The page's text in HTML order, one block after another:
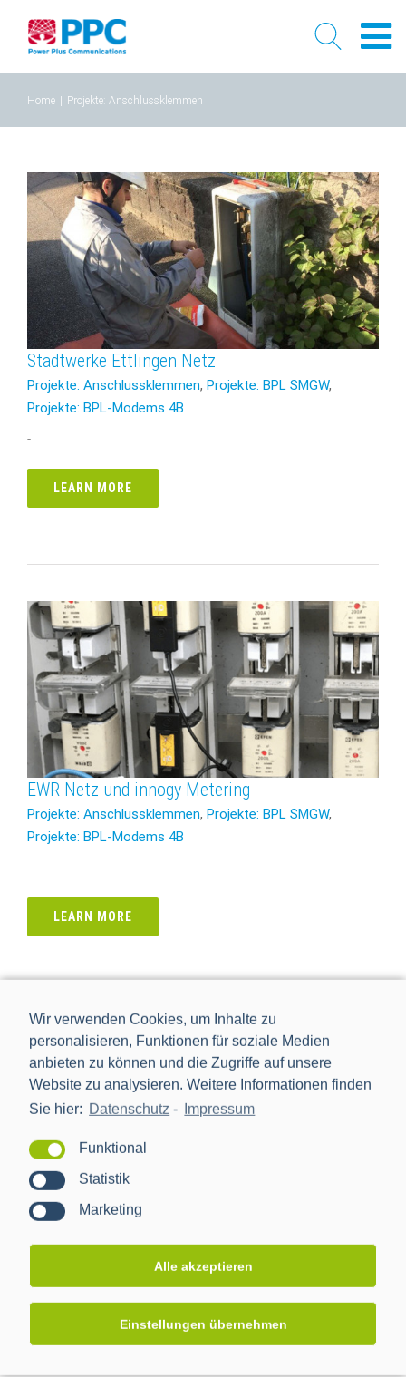
Wir verwenden Cookies, um Inhalte zu
personalisieren, Funktionen für soziale Medien
anbieten zu können und die Zugriffe auf unsere
Website zu analysieren. Weitere Informationen finden
Sie hier: Datenschutz - Impressum
Funktional
Statistik
Marketing
Alle akzeptieren
Einstellungen übernehmen
content
Home Projekte: Anschlussklemmen
Stadtwerke Ettlingen Netz
Projekte: Anschlussklemmen, Projekte: BPL SMGW,
Projekte: BPL-Modems 4B
-
LEARN MORE
EWR Netz und innogy Metering
Projekte: Anschlussklemmen, Projekte: BPL SMGW,
Projekte: BPL-Modems 4B
-
LEARN MORE
Mannheim, ist der führende Anbieter von Smart Meter
Gateways und Kommunikationstechnik für die Digitalisierung